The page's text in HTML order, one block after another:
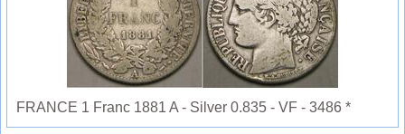
FRANCE 1 Franc 1881 A - Silver 0.835 - VF - 3486 *